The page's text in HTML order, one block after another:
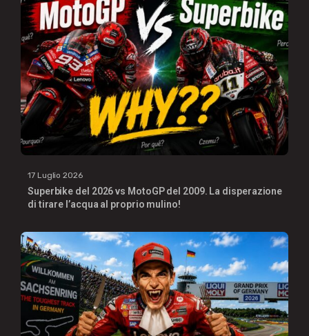
17 Luglio 2026
Superbike del 2026 vs MotoGP del 2009. La disperazione
di tirare l’acqua al proprio mulino!